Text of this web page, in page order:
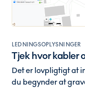
LEDNINGSOPLYSNINGER
Tjek hvor kabler
Det er lovpligtigt at
du begynder at